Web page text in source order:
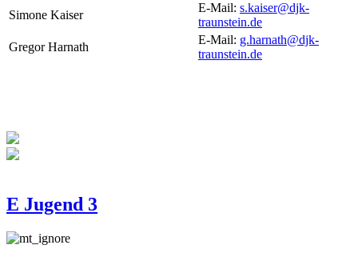
Simone Kaiser
E-Mail: s.kaiser@djk-
traunstein.de
Gregor Harnath
E-Mail: g.harnath@djk-
traunstein.de
E Jugend 3